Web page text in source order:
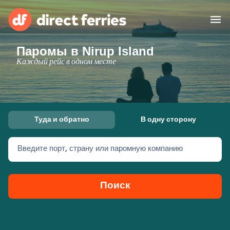
Операторы
Страны
Предлагает
Паромные билеты
Паромы в Nirup Island
Каждый рейс в одном месте
Туда и обратно В одну сторону
Введите порт, страну или паромную компанию
Поиск